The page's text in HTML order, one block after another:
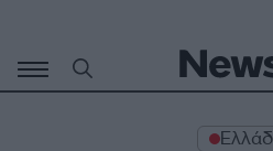
περιεχόμενο